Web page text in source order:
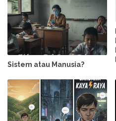
Sistem atau Manusia?